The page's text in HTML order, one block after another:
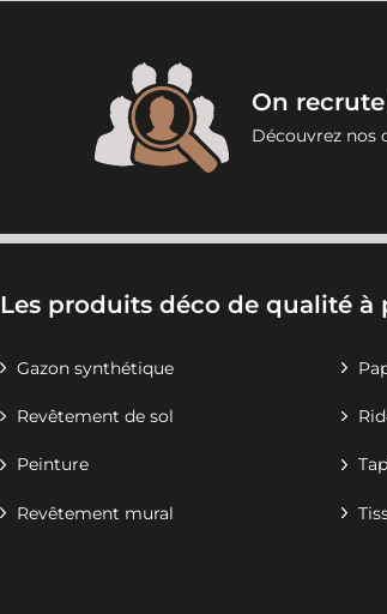
On
Découvrez nos
Les produits déco de qualité à
Gazon synthétique
Revêtement de sol
Peinture
Revêtement mural